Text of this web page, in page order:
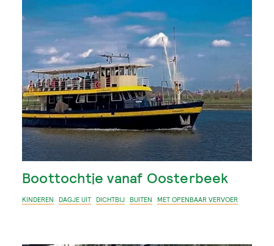
Boottochtje vanaf Oosterbeek
KINDEREN DAGJE UIT DICHTBIJ BUITEN MET OPENBAAR VERVOER